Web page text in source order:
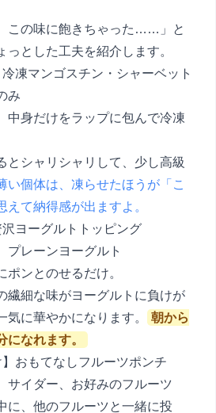
この味に飽きちゃった……」と
っとした工夫を紹介します。
凍マンゴスチン・シャーベット
み
中身だけをラップに包んで冷凍
とシャリシャリして、少し高級
い個体は、凍らせたほうが「こ
えて納得感が出ますよ。
ヨーグルトトッピング
プレーンヨーグルト
ポンとのせるだけ。
繊細な味がヨーグルトに負けが
気に華やかになります。
朝から
になれます。
おもてなしフルーツポンチ
サイダー、お好みのフルーツ
に、他のフルーツと一緒に投